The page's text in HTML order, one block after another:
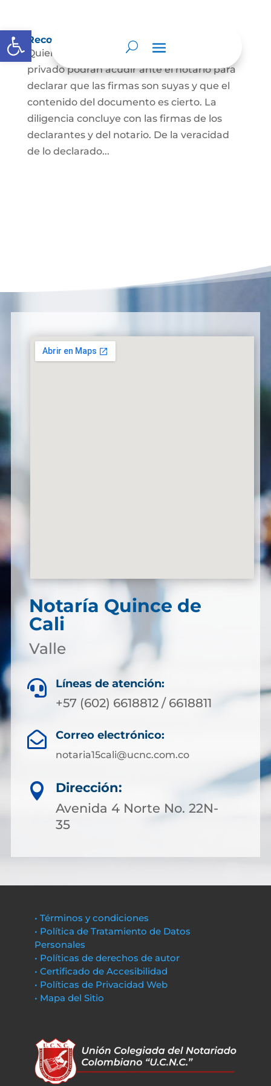
Abrir barra de herramientas
Reconocimiento de firma y contenido
Quienes hayan firmado un documento
privado podrán acudir ante el notario para
declarar que las firmas son suyas y que el
contenido del documento es cierto. La
diligencia concluye con las firmas de los
declarantes y del notario. De la veracidad
de lo declarado...
Notaría Quince de
Cali
Valle
 Líneas de atención:
+57 (602) 6618812 / 6618811
 Correo electrónico:
notaria15cali@ucnc.com.co

Dirección:
Avenida 4 Norte No. 22N-
35
• Términos y condiciones
• Política de Tratamiento de Datos
Personales
• Políticas de derechos de autor
• Certificado de Accesibilidad
• Políticas de Privacidad Web
• Mapa del Sitio